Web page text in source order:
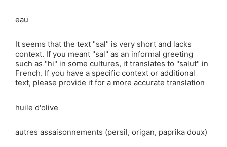
eau
It seems that the text "sal" is very short and lacks
context. If you meant "sal" as an informal greeting
such as "hi" in some cultures, it translates to "salut" in
French. If you have a specific context or additional
text, please provide it for a more accurate translation
huile d'olive
autres assaisonnements (persil, origan, paprika doux)